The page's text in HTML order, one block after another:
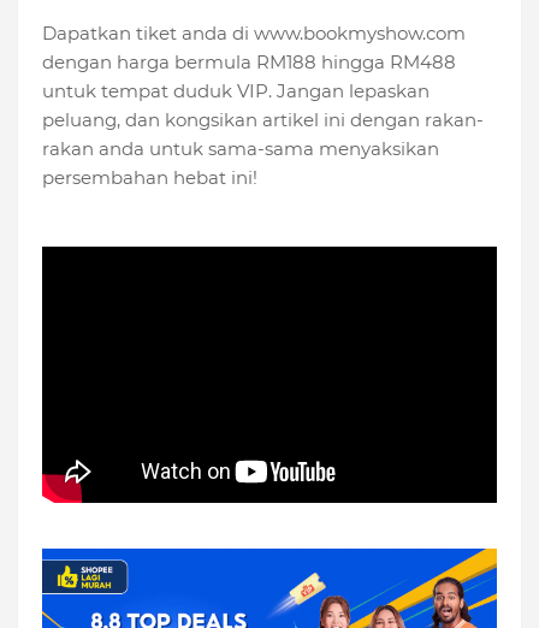
Dapatkan tiket anda di www.bookmyshow.com
dengan harga bermula RM188 hingga RM488
untuk tempat duduk VIP. Jangan lepaskan
peluang, dan kongsikan artikel ini dengan rakan-
rakan anda untuk sama-sama menyaksikan
persembahan hebat ini!